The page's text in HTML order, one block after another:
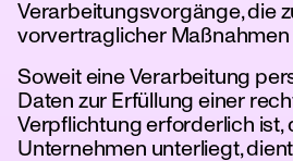
Verarbeitungsvorgänge, die
vorvertraglicher
Soweit eine Verarbeitung
Daten zur Erfüllung einer
Verpflichtung erforderlich ist,
Unternehmen unterliegt, dient